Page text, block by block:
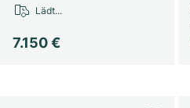
7.150 €
Lädt...